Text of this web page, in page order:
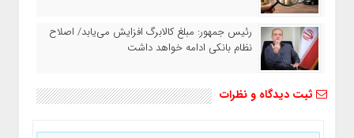
رئیس‌ جمهور: مبلغ کالابرگ افزایش می‌یابد/ اصلاح
نظام بانکی ادامه خواهد داشت
ثبت دیدگاه و نظرات